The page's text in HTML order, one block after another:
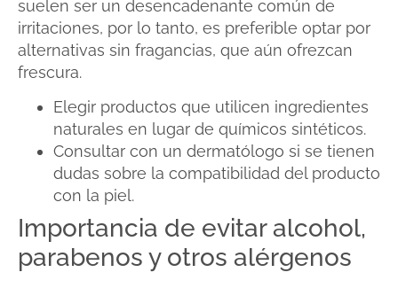
suelen ser un desencadenante común de
irritaciones, por lo tanto, es preferible optar por
alternativas sin fragancias, que aún ofrezcan
frescura.
Elegir productos que utilicen ingredientes
naturales en lugar de químicos sintéticos.
Consultar con un dermatólogo si se tienen
dudas sobre la compatibilidad del producto
con la piel.
Importancia de evitar alcohol,
parabenos y otros alérgenos